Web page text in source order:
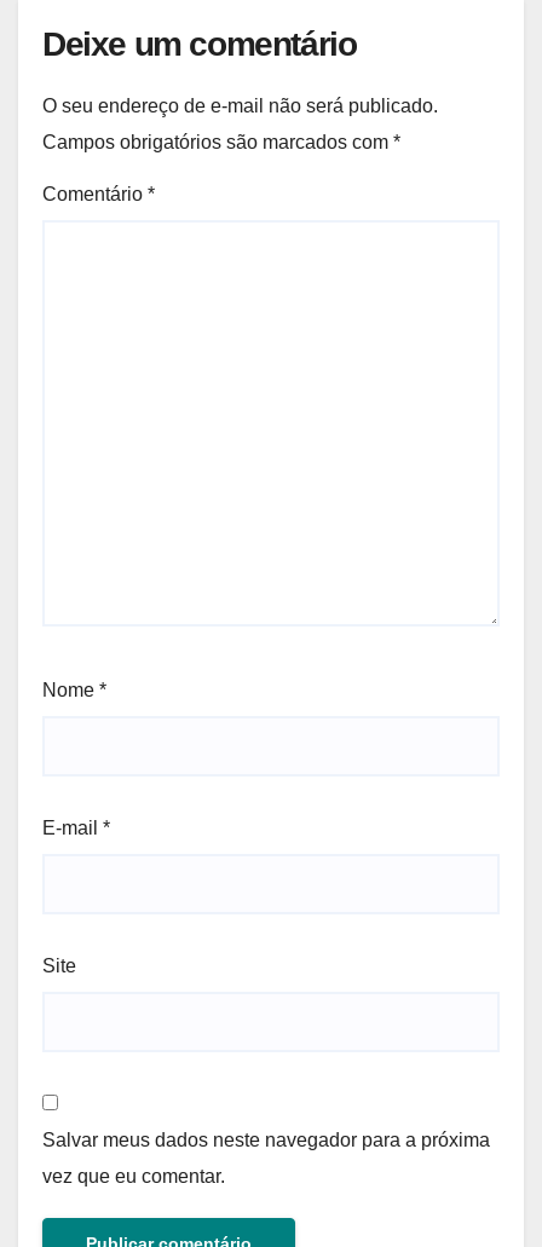
constrói nessa lógica há 40 anos
explica que a argamassa de baixo
é propositalmente mais fraca para
que a água quebre só o que
precisa ser quebrado
Deixe um comentário
O seu endereço de e-mail não será publicado.
Campos obrigatórios são marcados com *
Comentário *
Nome *
E-mail *
Site
Salvar meus dados neste navegador para a próxima
vez que eu comentar.